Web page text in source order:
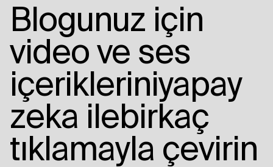
Blogunuz için
video ve ses
içerikleriniyapay
zeka ilebirkaç
tıklamayla çevirin